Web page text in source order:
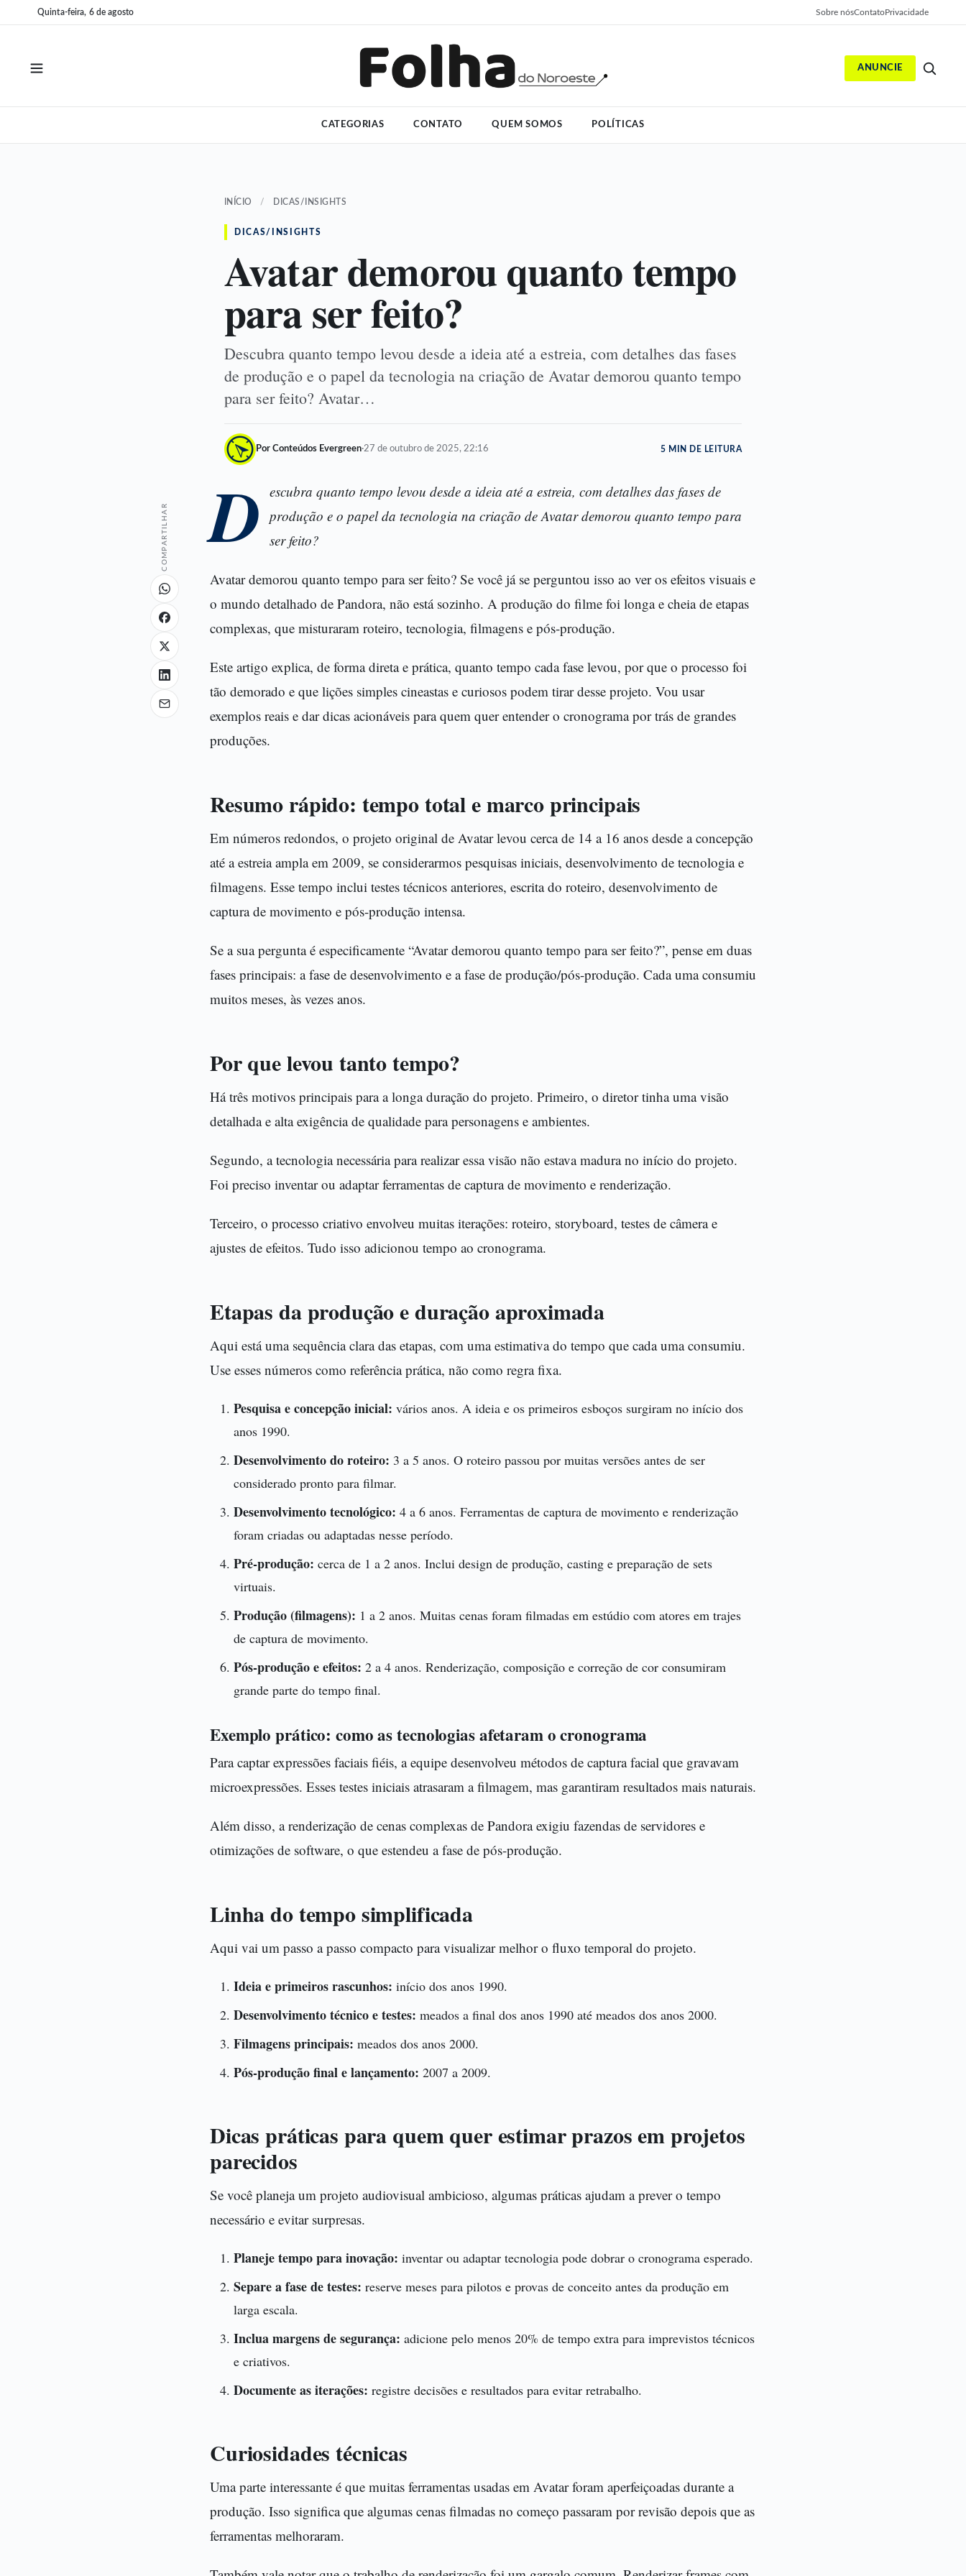
para
para
Quinta-feira, 6 de agosto Sobre nósContatoPrivacidade
ANUNCIE
CATEGORIAS CONTATO QUEM SOMOS POLÍTICAS
INÍCIO / DICAS/INSIGHTS
DICAS/INSIGHTS
Avatar demorou quanto tempo
para ser feito?
Descubra quanto tempo levou desde a ideia até a estreia, com detalhes das fases
de produção e o papel da tecnologia na criação de Avatar demorou quanto tempo
para ser feito? Avatar…
Por Conteúdos Evergreen·27 de outubro de 2025, 22:16 5 MIN DE LEITURA
COMPARTILHAR D escubra quanto tempo levou desde a ideia até a estreia, com detalhes das fases de
produção e o papel da tecnologia na criação de Avatar demorou quanto tempo para
ser feito?
Avatar demorou quanto tempo para ser feito? Se você já se perguntou isso ao ver os efeitos visuais e
o mundo detalhado de Pandora, não está sozinho. A produção do filme foi longa e cheia de etapas
complexas, que misturaram roteiro, tecnologia, filmagens e pós-produção.
Este artigo explica, de forma direta e prática, quanto tempo cada fase levou, por que o processo foi
tão demorado e que lições simples cineastas e curiosos podem tirar desse projeto. Vou usar
exemplos reais e dar dicas acionáveis para quem quer entender o cronograma por trás de grandes
produções.
Resumo rápido: tempo total e marco principais
Em números redondos, o projeto original de Avatar levou cerca de 14 a 16 anos desde a concepção
até a estreia ampla em 2009, se considerarmos pesquisas iniciais, desenvolvimento de tecnologia e
filmagens. Esse tempo inclui testes técnicos anteriores, escrita do roteiro, desenvolvimento de
captura de movimento e pós-produção intensa.
Se a sua pergunta é especificamente “Avatar demorou quanto tempo para ser feito?”, pense em duas
fases principais: a fase de desenvolvimento e a fase de produção/pós-produção. Cada uma consumiu
muitos meses, às vezes anos.
Por que levou tanto tempo?
Há três motivos principais para a longa duração do projeto. Primeiro, o diretor tinha uma visão
detalhada e alta exigência de qualidade para personagens e ambientes.
Segundo, a tecnologia necessária para realizar essa visão não estava madura no início do projeto.
Foi preciso inventar ou adaptar ferramentas de captura de movimento e renderização.
Terceiro, o processo criativo envolveu muitas iterações: roteiro, storyboard, testes de câmera e
ajustes de efeitos. Tudo isso adicionou tempo ao cronograma.
Etapas da produção e duração aproximada
Aqui está uma sequência clara das etapas, com uma estimativa do tempo que cada uma consumiu.
Use esses números como referência prática, não como regra fixa.
Pesquisa e concepção inicial: vários anos. A ideia e os primeiros esboços surgiram no início dos
anos 1990.
Desenvolvimento do roteiro: 3 a 5 anos. O roteiro passou por muitas versões antes de ser
considerado pronto para filmar.
Desenvolvimento tecnológico: 4 a 6 anos. Ferramentas de captura de movimento e renderização
foram criadas ou adaptadas nesse período.
Pré-produção: cerca de 1 a 2 anos. Inclui design de produção, casting e preparação de sets
virtuais.
Produção (filmagens): 1 a 2 anos. Muitas cenas foram filmadas em estúdio com atores em trajes
de captura de movimento.
Pós-produção e efeitos: 2 a 4 anos. Renderização, composição e correção de cor consumiram
grande parte do tempo final.
Exemplo prático: como as tecnologias afetaram o cronograma
Para captar expressões faciais fiéis, a equipe desenvolveu métodos de captura facial que gravavam
microexpressões. Esses testes iniciais atrasaram a filmagem, mas garantiram resultados mais naturais.
Além disso, a renderização de cenas complexas de Pandora exigiu fazendas de servidores e
otimizações de software, o que estendeu a fase de pós-produção.
Linha do tempo simplificada
Aqui vai um passo a passo compacto para visualizar melhor o fluxo temporal do projeto.
Ideia e primeiros rascunhos: início dos anos 1990.
Desenvolvimento técnico e testes: meados a final dos anos 1990 até meados dos anos 2000.
Filmagens principais: meados dos anos 2000.
Pós-produção final e lançamento: 2007 a 2009.
Dicas práticas para quem quer estimar prazos em projetos
parecidos
Se você planeja um projeto audiovisual ambicioso, algumas práticas ajudam a prever o tempo
necessário e evitar surpresas.
Planeje tempo para inovação: inventar ou adaptar tecnologia pode dobrar o cronograma esperado.
Separe a fase de testes: reserve meses para pilotos e provas de conceito antes da produção em
larga escala.
Inclua margens de segurança: adicione pelo menos 20% de tempo extra para imprevistos técnicos
e criativos.
Documente as iterações: registre decisões e resultados para evitar retrabalho.
Curiosidades técnicas
Uma parte interessante é que muitas ferramentas usadas em Avatar foram aperfeiçoadas durante a
produção. Isso significa que algumas cenas filmadas no começo passaram por revisão depois que as
ferramentas melhoraram.